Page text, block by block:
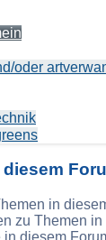
oder
in
zu Themen